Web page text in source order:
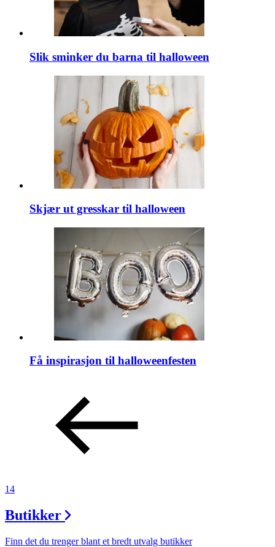
Slik sminker du barna til halloween
Skjær ut gresskar til halloween
Få inspirasjon til halloweenfesten
14
Butikker
Finn det du trenger blant et bredt utvalg butikker